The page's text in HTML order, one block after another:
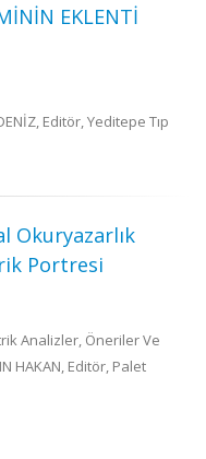
EKLENTİ
Editör, Yeditepe Tıp
Okuryazarlık
Portresi
Analizler, Öneriler Ve
HAKAN, Editör, Palet